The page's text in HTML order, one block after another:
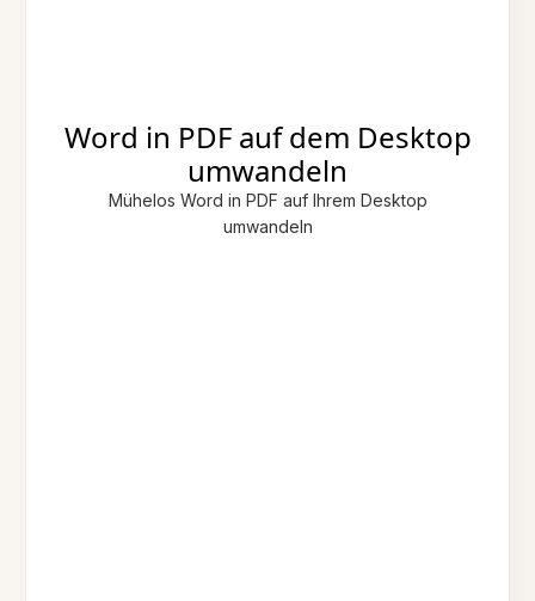
Word in PDF auf dem Desktop
umwandeln
Mühelos Word in PDF auf Ihrem Desktop
umwandeln